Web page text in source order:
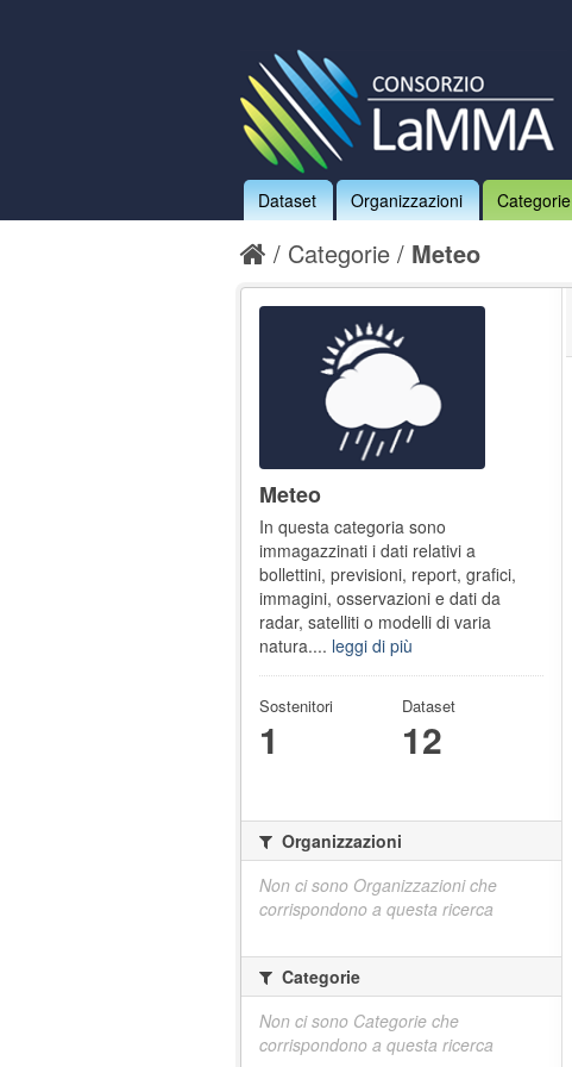
Dataset Organizzazioni Categorie
Categorie Meteo
Meteo
In questa categoria sono
immagazzinati i dati relativi a
bollettini, previsioni, report, grafici,
immagini, osservazioni e dati da
radar, satelliti o modelli di varia
natura.... leggi di più
Sostenitori
1
Dataset
12
Organizzazioni
Non ci sono Organizzazioni che
corrispondono a questa ricerca
Categorie
Non ci sono Categorie che
corrispondono a questa ricerca